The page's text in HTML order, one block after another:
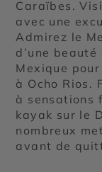
Caraïbes.
avec une
Admirez le
d’une
Mexique
à Ocho Rios.
à sensations
kayak sur le
nombreux
avant de